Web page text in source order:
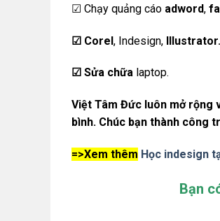
☑ Chạy quảng cáo adword,
☑ Corel, Indesign, Illustrator.
☑ Sửa chữa laptop.
Việt Tâm Đức luôn mở rộng
bình. Chúc bạn thành công
=>Xem thêm Học indesign
Bạn